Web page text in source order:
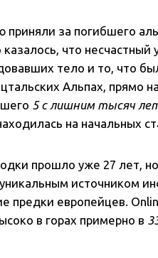
приняли за погибшего
что
тело и то, что
Альпах, прямо
5 с лишним тысяч
на начальных
прошло уже 27 лет,
источником
предки европейцев.
в горах примерно в